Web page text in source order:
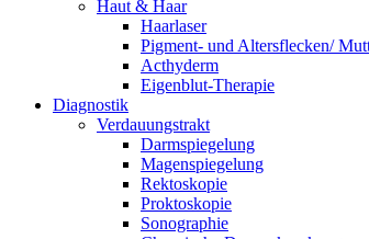
Haut & Haar
Haarlaser
Pigment- und Altersflecken/
Acthyderm
Eigenblut-Therapie
Diagnostik
Verdauungstrakt
Darmspiegelung
Magenspiegelung
Rektoskopie
Proktoskopie
Sonographie